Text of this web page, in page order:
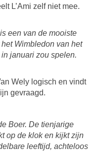
L’Ami zelf niet mee.
een van de mooiste
Wimbledon van het
januari zou spelen.
Wely logisch en vindt
gevraagd.
Boer. De tienjarige
op de klok en kijkt zijn
leeftijd, achteloos